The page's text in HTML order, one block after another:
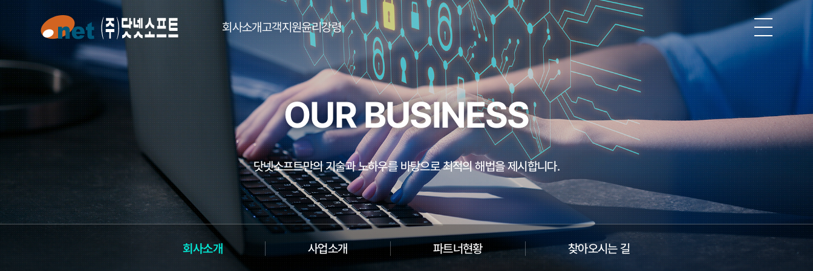
회사소개
회사소개
사업 소개
파트너 현황
찾아오시는 길
고객지원
공지사항
자료실
설치파일 다운로드
윤리강령
OUR BUSINESS
닷넷소프트만의 기술과 노하우를 바탕으로 최적의 해법을 제시합니다.
회사소개 사업소개 파트너현황 찾아오시는 길